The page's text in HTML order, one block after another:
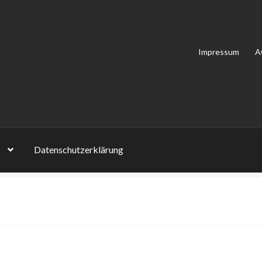
Impressum
Datenschutzerklärung